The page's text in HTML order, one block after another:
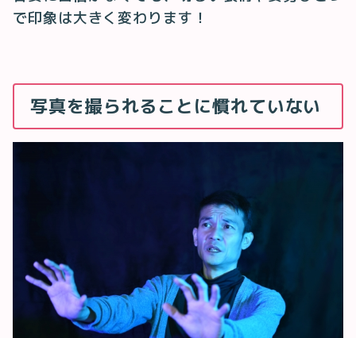
で印象は大きく変わります！
写真を撮られることに慣れていない